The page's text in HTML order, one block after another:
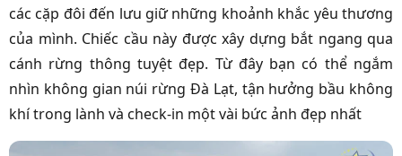
các cặp đôi đến lưu giữ những khoảnh khắc yêu thương
của mình. Chiếc cầu này được xây dựng bắt ngang qua
cánh rừng thông tuyệt đẹp. Từ đây bạn có thể ngắm
nhìn không gian núi rừng Đà Lạt, tận hưởng bầu không
khí trong lành và check-in một vài bức ảnh đẹp nhất